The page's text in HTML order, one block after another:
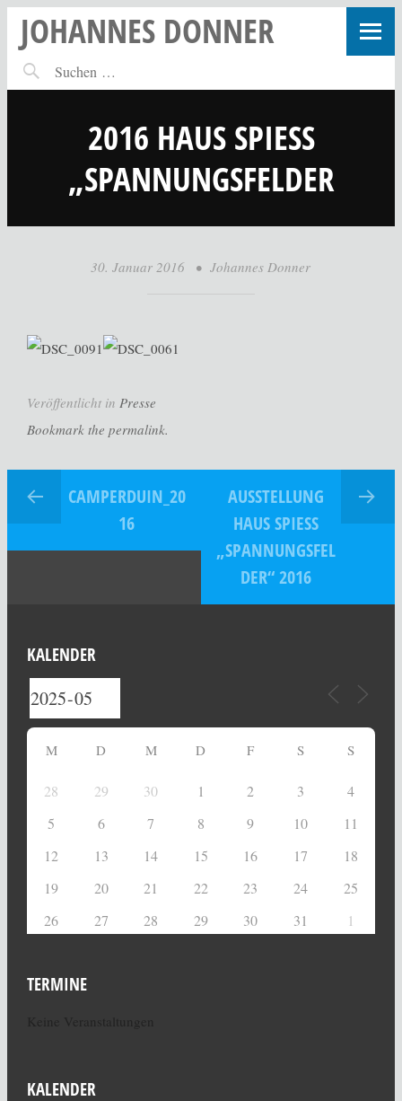
JOHANNES DONNER
2016 HAUS SPIESS
„SPANNUNGSFELDER
30. Januar 2016 • Johannes Donner
Veröffentlicht in Presse
Bookmark the permalink.
CAMPERDUIN_20
16
AUSSTELLUNG
HAUS SPIESS
„SPANNUNGSFEL
DER“ 2016
KALENDER
M D M D F S S
28 29 30 1 2 3
4
5
6 7 8 9 10
11
12
13 14 15 16 17
18
19
20 21 22 23 24
25
26
27 28 29 30 31 1
TERMINE
KALENDER